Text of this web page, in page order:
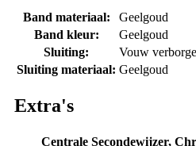
Band materiaal:
Geelgoud
Band kleur:
Geelgoud
Sluiting:
Vouw
Sluiting materiaal: Geelgoud
Extra's
Centrale Secondewijzer,